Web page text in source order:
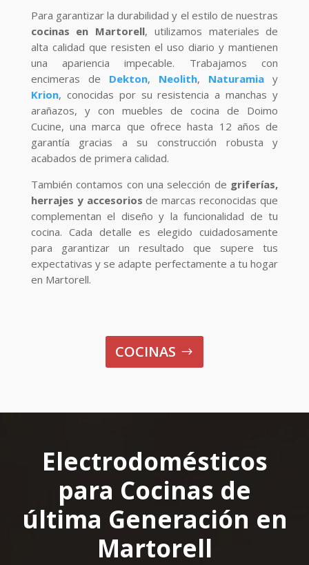
Para garantizar la durabilidad y el estilo de nuestras
cocinas en Martorell, utilizamos materiales de
alta calidad que resisten el uso diario y mantienen
una apariencia impecable. Trabajamos con
encimeras de Dekton, Neolith, Naturamia y
Krion, conocidas por su resistencia a manchas y
arañazos, y con muebles de cocina de Doimo
Cucine, una marca que ofrece hasta 12 años de
garantía gracias a su construcción robusta y
acabados de primera calidad.
También contamos con una selección de griferías,
herrajes y accesorios de marcas reconocidas que
complementan el diseño y la funcionalidad de tu
cocina. Cada detalle es elegido cuidadosamente
para garantizar un resultado que supere tus
expectativas y se adapte perfectamente a tu hogar
en Martorell.
COCINAS
Electrodomésticos
para Cocinas de
última Generación en
Martorell